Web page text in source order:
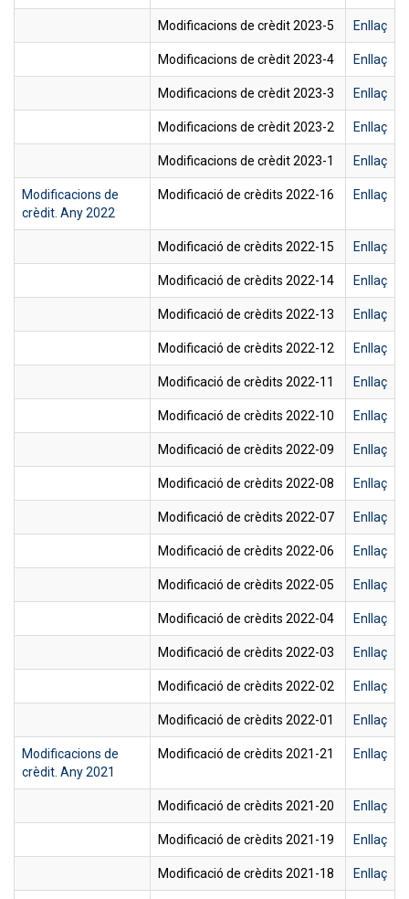
Modificacions de crèdit 2023-5 Enllaç
Modificacions de crèdit 2023-4 Enllaç
Modificacions de crèdit 2023-3 Enllaç
Modificacions de crèdit 2023-2 Enllaç
Modificacions de crèdit 2023-1 Enllaç
Modificacions de
crèdit. Any 2022
Modificació de crèdits 2022-16 Enllaç
Modificació de crèdits 2022-15 Enllaç
Modificació de crèdits 2022-14 Enllaç
Modificació de crèdits 2022-13 Enllaç
Modificació de crèdits 2022-12 Enllaç
Modificació de crèdits 2022-11 Enllaç
Modificació de crèdits 2022-10 Enllaç
Modificació de crèdits 2022-09 Enllaç
Modificació de crèdits 2022-08 Enllaç
Modificació de crèdits 2022-07 Enllaç
Modificació de crèdits 2022-06 Enllaç
Modificació de crèdits 2022-05 Enllaç
Modificació de crèdits 2022-04 Enllaç
Modificació de crèdits 2022-03 Enllaç
Modificació de crèdits 2022-02 Enllaç
Modificació de crèdits 2022-01 Enllaç
Modificacions de
crèdit. Any 2021
Modificació de crèdits 2021-21 Enllaç
Modificació de crèdits 2021-20 Enllaç
Modificació de crèdits 2021-19 Enllaç
Modificació de crèdits 2021-18 Enllaç